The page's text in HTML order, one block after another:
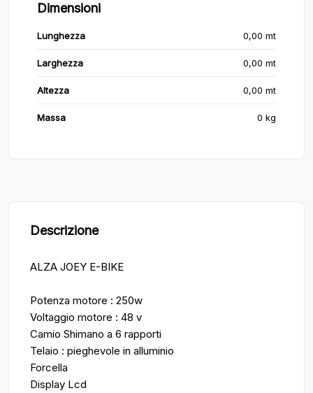
Dimensioni
Lunghezza 0,00 mt
Larghezza 0,00 mt
Altezza 0,00 mt
Massa 0 kg
Descrizione
ALZA JOEY E-BIKE
Potenza motore : 250w
Voltaggio motore : 48 v
Camio Shimano a 6 rapporti
Telaio : pieghevole in alluminio
Forcella
Display Lcd